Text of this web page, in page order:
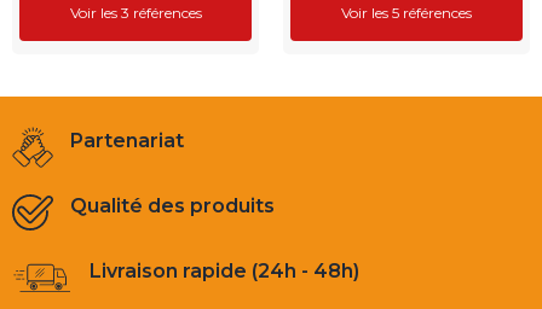
Voir les 3 références Voir les 5 références
Partenariat
Qualité des produits
Livraison rapide (24h - 48h)